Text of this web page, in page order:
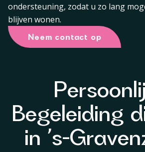
ondersteuning, zodat u zo lang
blijven wonen.
Neem contact op
Begeleiding
in ’s-